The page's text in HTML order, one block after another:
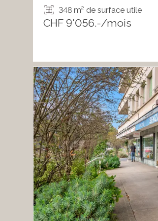
348 m² de surface utile
CHF 9'056.-/mois